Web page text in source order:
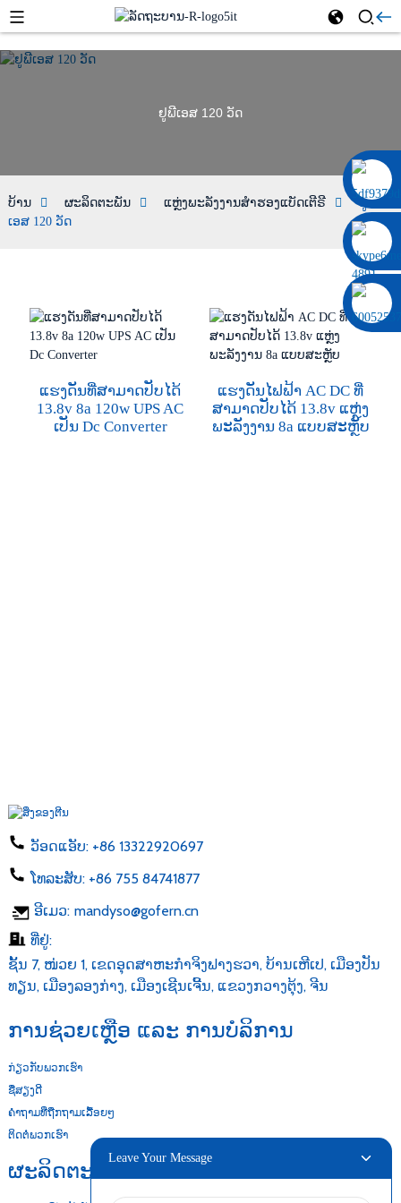
0086 13322920697
ຢູພີເອສ 120 ວັດ
ບ້ານ ຜະລິດຕະພັນ ແຫຼ່ງພະລັງງານສຳຮອງແບັດເຕີຣີ
ຢູພີ
ເອສ 120 ວັດ
ແຮງດັນທີ່ສາມາດປັບໄດ້
13.8v 8a 120w UPS AC
ເປັນ Dc Converter
ແຮງດັນໄຟຟ້າ AC DC ທີ່
ສາມາດປັບໄດ້ 13.8v ແຫຼ່ງ
ພະລັງງານ 8a ແບບສະຫຼັບ
ວັອດແອັບ: +86 13322920697
ໂທລະສັບ: +86 755 84741877
ອີເມວ: mandyso@gofern.cn
ທີ່ຢູ່:
ຊັ້ນ 7, ໜ່ວຍ 1, ເຂດອຸດສາຫະກຳຈິງຟາງຮວາ, ບ້ານເຫີເປ, ເມືອງປັນ
ທຽນ, ເມືອງລອງກ່າງ, ເມືອງເຊີນເຈີ້ນ, ແຂວງກວາງຕຸ້ງ, ຈີນ
ການຊ່ວຍເຫຼືອ ແລະ ການບໍລິການ
ກ່ຽວກັບພວກເຮົາ
ຊື່ສຽງດີ
ຄຳຖາມທີ່ຖືກຖາມເລື້ອຍໆ
ຕິດຕໍ່ພວກເຮົາ
ຜະລິດຕະພັນຂອງພວກເຮົາ
Leave Your Message